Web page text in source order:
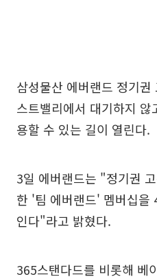
삼성물산 에버랜드 정기
스트밸리에서 대기하지
용할 수 있는 길이 열린다.
3일 에버랜드는 "정기권
한 '팀 에버랜드' 멤버십을
인다"라고 밝혔다.
365스탠다드를 비롯해 베